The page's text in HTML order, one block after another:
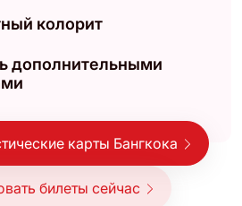
колорит
дополнительными
карты Бангкока
билеты сейчас